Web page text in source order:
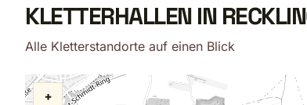
KLETTERHALLEN IN
Alle Kletterstandorte auf einen Blick
+